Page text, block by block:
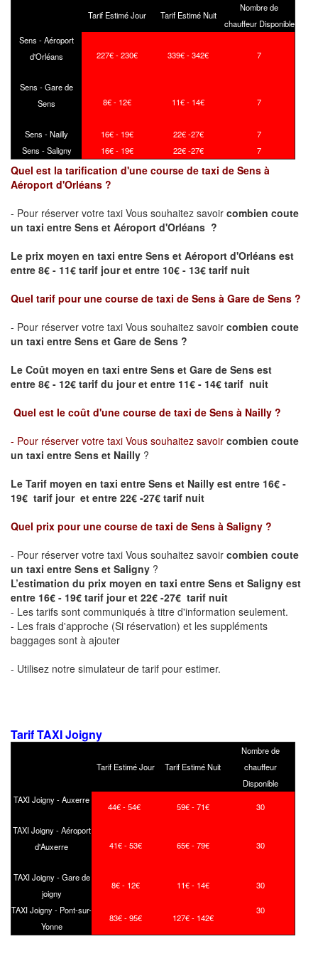
Tarif Estimé Jour Tarif Estimé Nuit
Nombre de
chauffeur Disponible
Sens - Aéroport
d'Orléans
227€ - 230€ 339€ - 342€ 7
Sens - Gare de
Sens
8€ - 12€ 11€ - 14€ 7
Sens - Nailly 16€ - 19€ 22€ -27€
7
Sens - Saligny
16€ - 19€ 22€ -27€ 7
Quel est la tarification d'une course de taxi de Sens à
Aéroport d'Orléans ?
- Pour réserver votre taxi Vous souhaitez savoir combien coute
un taxi entre Sens et Aéroport d'Orléans ?
Le prix moyen en taxi entre Sens et Aéroport d'Orléans est
entre 8€ - 11€ tarif jour et entre 10€ - 13€ tarif nuit
Quel tarif pour une course de taxi de Sens à Gare de Sens ?
- Pour réserver votre taxi Vous souhaitez savoir combien coute
un taxi entre Sens et Gare de Sens ?
Le Coût moyen en taxi entre Sens et Gare de Sens est
entre 8€ - 12€ tarif du jour et entre 11€ - 14€ tarif nuit
Quel est le coût d'une course de taxi de Sens à Nailly ?
- Pour réserver votre taxi Vous souhaitez savoir combien coute
un taxi entre Sens et Nailly ?
Le Tarif moyen en taxi entre Sens et Nailly est entre 16€ -
19€ tarif jour et entre 22€ -27€ tarif nuit
Quel prix pour une course de taxi de Sens à Saligny ?
- Pour réserver votre taxi Vous souhaitez savoir combien coute
un taxi entre Sens et Saligny ?
L’estimation du prix moyen en taxi entre Sens et Saligny est
entre 16€ - 19€ tarif jour et 22€ -27€ tarif nuit
- Les tarifs sont communiqués à titre d'information seulement.
- Les frais d'approche (Si réservation) et les suppléments
baggages sont à ajouter
- Utilisez notre simulateur de tarif pour estimer.
Tarif TAXI Joigny
Tarif Estimé Jour Tarif Estimé Nuit
Nombre de
chauffeur
Disponible
TAXI Joigny - Auxerre
44€ - 54€ 59€ - 71€ 30
TAXI Joigny - Aéroport
d'Auxerre
41€ - 53€ 65€ - 79€ 30
TAXI Joigny - Gare de
joigny
8€ - 12€ 11€ - 14€ 30
TAXI Joigny - Pont-sur-
Yonne
83€ - 95€ 127€ - 142€
30